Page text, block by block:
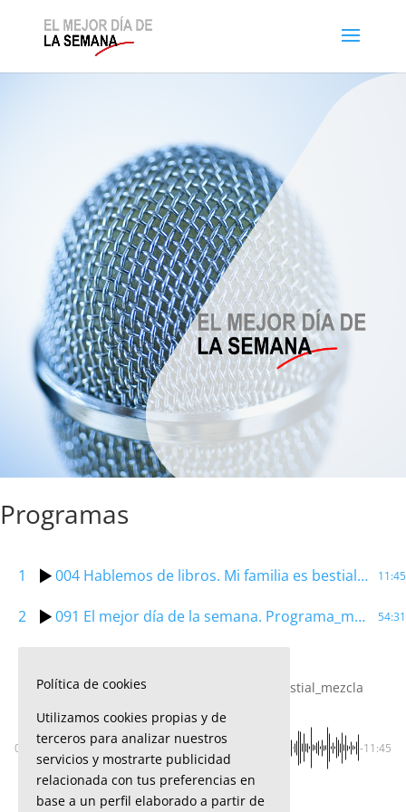
Programas
1 004 Hablemos de libros. Mi familia es bestial_mezcla 11:45
2 091 El mejor día de la semana. Programa_mezcla 54:31
004 Hablemos de libros. Mi familia es bestial_mezcla
00:00 -11:45
Política de cookies
Utilizamos cookies propias y de
terceros para analizar nuestros
servicios y mostrarte publicidad
relacionada con tus preferencias en
base a un perfil elaborado a partir de